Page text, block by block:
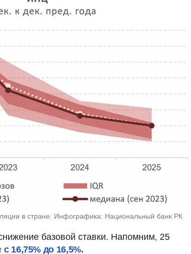
в стране. Инфографика: Национальный банк РК
базовой ставки. Напомним, 25
с 16,75% до 16,5%.